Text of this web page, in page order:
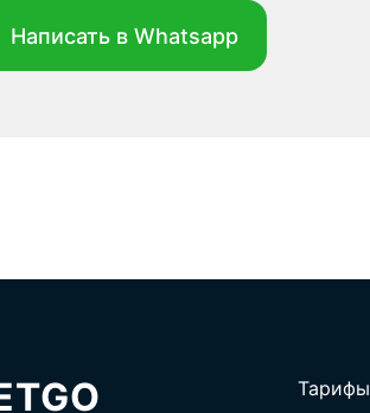
Написать в Whatsapp